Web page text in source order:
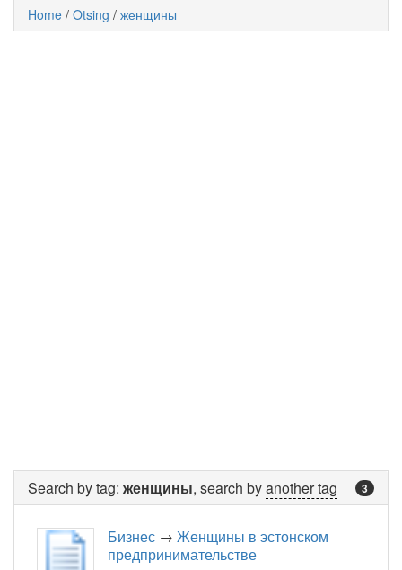
Home / Otsing / женщины
3
Search by tag: женщины, search byanother tag
Бизнес → Женщины в эстонском
предпринимательстве